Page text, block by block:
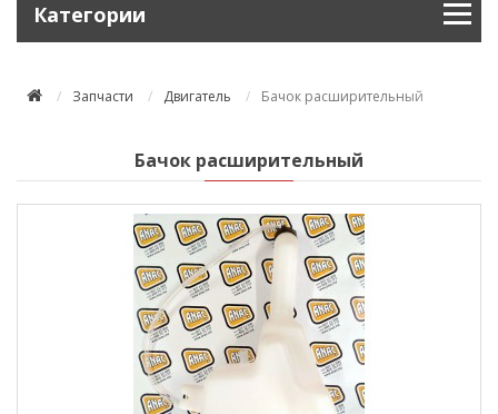
Категории
Запчасти Двигатель Бачок расширительный
Бачок расширительный